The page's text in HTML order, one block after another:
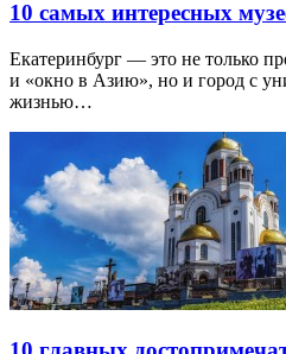
10 самых интересных
Екатеринбург — это не только
и «окно в Азию», но и город с
жизнью…